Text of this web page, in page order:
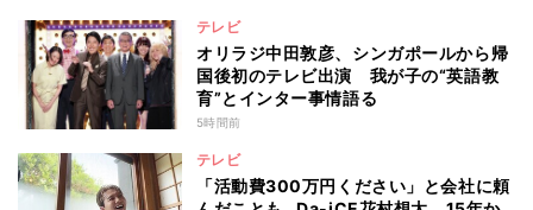
テレビ
オリラジ中田敦彦、シンガポールから帰
国後初のテレビ出演 我が子の“英語教
育”とインター事情語る
5時間前
テレビ
「活動費300万円ください」と会社に頼